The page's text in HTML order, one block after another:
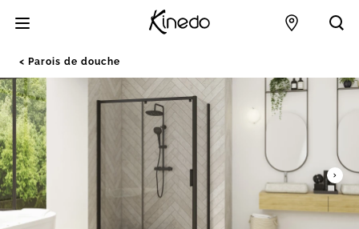
Points de
Parois de douche